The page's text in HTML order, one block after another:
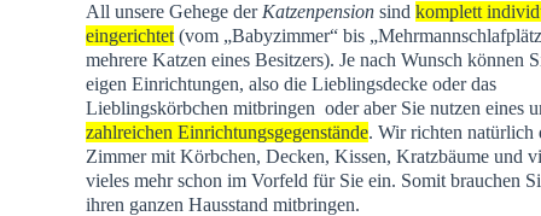
All unsere Gehege der Katzenpensionsind komplett
eingerichtet(vom „Babyzimmer“ bis
mehrere Katzen eines Besitzers). Je nach Wunsch können
eigen Einrichtungen, also die Lieblingsdecke oder das
Lieblingskörbchen mitbringen oder aber Sie nutzen eines
zahlreichen Einrichtungsgegenstände. Wir richten natürlich
Zimmer mit Körbchen, Decken, Kissen, Kratzbäume und
vieles mehr schon im Vorfeld für Sie ein. Somit brauchen
ihren ganzen Hausstand mitbringen.